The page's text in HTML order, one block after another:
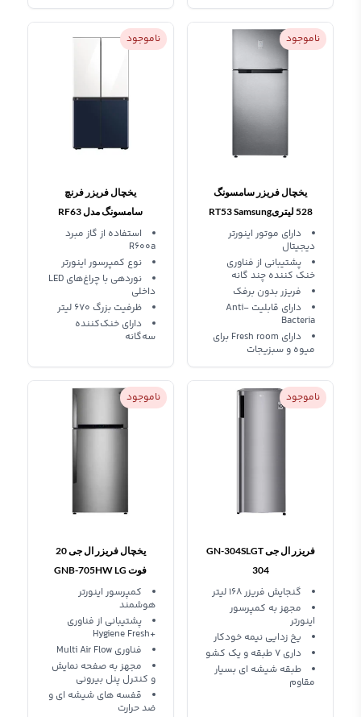
ناموجود
یخچال فریزر سامسونگ
528 لیتریRT53 Samsung
Refrigerator
دارای موتور اینورتر
دیجیتال
پشتیبانی از فناوری
خنک کننده چند گانه
فریزر بدون برفک
دارای قابلیت Anti-
Bacteria
دارای Fresh room برای
میوه و سبزیجات
ناموجود
یخچال فریزر فرنچ
سامسونگ مدل RF63
استفاده از گاز مبرد
R600a
نوع کمپرسور اینورتر
نوردهی با چراغ‌های LED
داخلی
ظرفیت بزرگ 670 لیتر
دارای خنک‌کننده
سه‌گانه
ناموجود
فریزر ال جی GN-304SLGT
304
گنجایش فریزر 168 لیتر
مجهز به کمپرسور
اینورتر
یخ زدایی نیمه خودکار
داری 7 طبقه و یک کشو
طبقه شیشه ای بسیار
مقاوم
ناموجود
یخچال فریزر ال جی 20
فوت GNB-705HW LG
Refrigerator
کمپرسور اینورتر
هوشمند
پشتیبانی از فناوری
+Hygiene Fresh
فناوری Multi Air Flow
مجهز به صفحه نمایش
و کنترل پنل بیرونی
قفسه های شیشه ای و
ضد حرارت